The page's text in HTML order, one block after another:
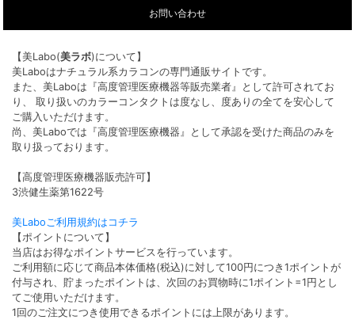
お問い合わせ
【美Labo(美ラボ)について】
美Laboはナチュラル系カラコンの専門通販サイトです。
また、美Laboは『高度管理医療機器等販売業者』として許可されてお
り、 取り扱いのカラーコンタクトは度なし、度ありの全てを安心して
ご購入いただけます。
尚、美Laboでは『高度管理医療機器』として承認を受けた商品のみを
取り扱っております。
【高度管理医療機器販売許可】
3渋健生薬第1622号
美Laboご利用規約はコチラ
【ポイントについて】
当店はお得なポイントサービスを行っています。
ご利用額に応じて商品本体価格(税込)に対して100円につき1ポイントが
付与され、貯まったポイントは、次回のお買物時に1ポイント=1円とし
てご使用いただけます。
1回のご注文につき使用できるポイントには上限があります。